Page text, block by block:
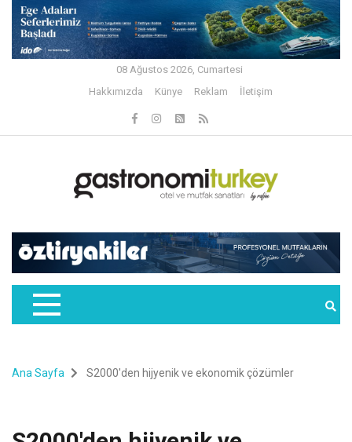
08 Ağustos 2026, Cumartesi
Hakkımızda
Künye Reklam İletişim
Ana Sayfa S2000'den hijyenik ve ekonomik çözümler